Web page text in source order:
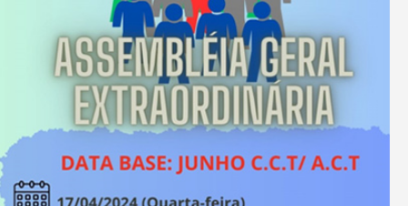
A.C.T. | C.C.T.
Informativo Senalba
Eventos
Contato